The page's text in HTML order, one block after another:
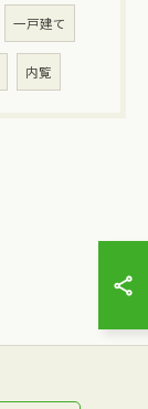
一戸建て
内覧